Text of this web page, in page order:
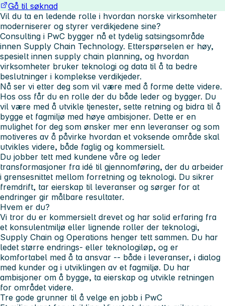
Gå til søknad
Vil du ta en ledende rolle i hvordan norske virksomheter
moderniserer og styrer verdikjedene sine?
Consulting i PwC bygger nå et tydelig satsingsområde
innen Supply Chain Technology. Etterspørselen er høy,
spesielt innen supply chain planning, og hvordan
virksomheter bruker teknologi og data til å ta bedre
beslutninger i komplekse verdikjeder.
Nå ser vi etter deg som vil være med å forme dette videre.
Hos oss får du en rolle der du både leder og bygger. Du
vil være med å utvikle tjenester, sette retning og bidra til å
bygge et fagmiljø med høye ambisjoner. Dette er en
mulighet for deg som ønsker mer enn leveranser og som
motiveres av å påvirke hvordan et voksende område skal
utvikles videre, både faglig og kommersielt.
Du jobber tett med kundene våre og leder
transformasjoner fra idé til gjennomføring, der du arbeider
i grensesnittet mellom forretning og teknologi. Du sikrer
fremdrift, tar eierskap til leveranser og sørger for at
endringer gir målbare resultater.
Hvem er du?
Vi tror du er kommersielt drevet og har solid erfaring fra
et konsulentmiljø eller lignende roller der teknologi,
Supply Chain og Operations henger tett sammen. Du har
ledet større endrings- eller teknologiløp, og er
komfortabel med å ta ansvar -- både i leveranser, i dialog
med kunder og i utviklingen av et fagmiljø. Du har
ambisjoner om å bygge, ta eierskap og utvikle retningen
for området videre.
Tre gode grunner til å velge en jobb i PwC